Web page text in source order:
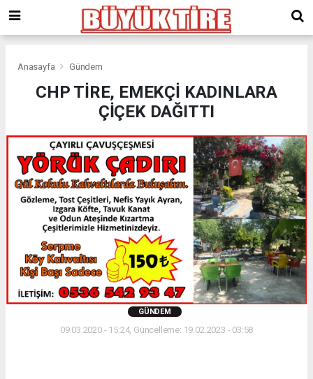
giriş
kingroyal
Anasayfa Gündem
CHP TİRE, EMEKÇİ KADINLARA
ÇİÇEK DAĞITTI
GÜNDEM
09.03.2020 - 15:24, Güncelleme: 19.02.2023 - 03:58